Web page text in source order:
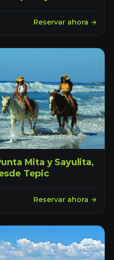
desde Tepic
Reservar ahora →
Mita y Sayulita,
Tepic
Reservar ahora →